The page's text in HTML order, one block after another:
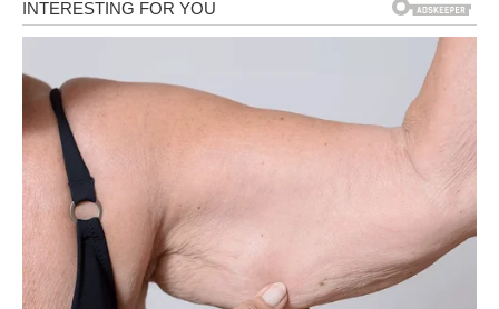
vremena iz toplog u hladno ili obrnuto, primjećujemo porast
broja pacijenata koji pokazuju simptome koji ukazuju na akutni
infarkt miokarda ili moždani udar. Unatoč ugodnom danu, jutra
i večeri ostaju hladni, a upravo te fluktuacije predstavljaju rizik.“